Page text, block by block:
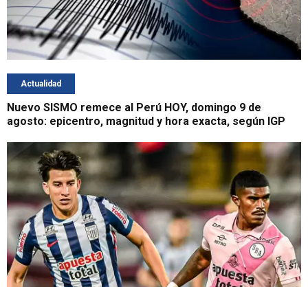
Actualidad
Nuevo SISMO remece al Perú HOY, domingo 9 de
agosto: epicentro, magnitud y hora exacta, según IGP